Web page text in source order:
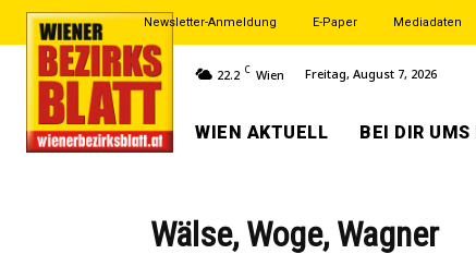
Newsletter-Anmeldung E-Paper Mediadaten
22.2 C Wien Freitag, August 7, 2026
WIEN AKTUELL BEI DIR UMS
Wälse, Woge, Wagner